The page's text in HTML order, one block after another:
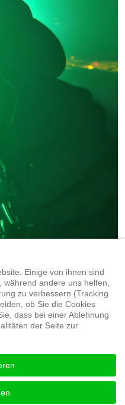
Einige von ihnen sind
andere uns helfen,
zu verbessern (Tracking
ob Sie die Cookies
dass bei einer Ablehnung
der Seite zur